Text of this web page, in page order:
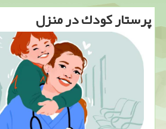
پرستار كودك در منزل